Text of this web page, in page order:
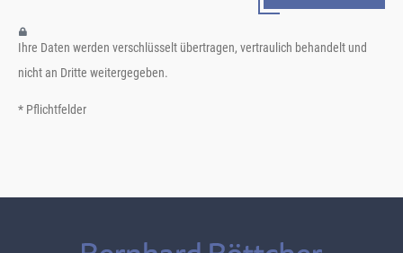
Ihre Daten werden verschlüsselt übertragen, vertraulich behandelt und
nicht an Dritte weitergegeben.
* Pflichtfelder